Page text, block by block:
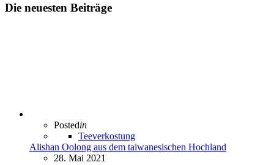
Die neuesten Beiträge
Postedin
Teeverkostung
Alishan Oolong aus dem taiwanesischen Hochland
28. Mai 2021